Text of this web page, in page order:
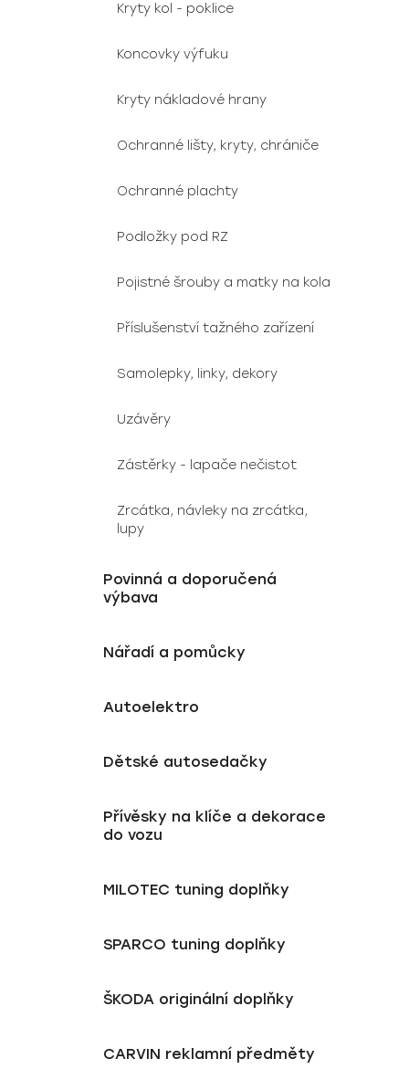
Kryty kol - poklice
Koncovky výfuku
Kryty nákladové hrany
Ochranné lišty, kryty, chrániče
Ochranné plachty
Podložky pod RZ
Pojistné šrouby a matky na kola
Příslušenství tažného zařízení
Samolepky, linky, dekory
Uzávěry
Zástěrky - lapače nečistot
Zrcátka, návleky na zrcátka,
lupy
Povinná a doporučená
výbava
Nářadí a pomůcky
Autoelektro
Dětské autosedačky
Přívěsky na klíče a dekorace
do vozu
MILOTEC tuning doplňky
SPARCO tuning doplňky
ŠKODA originální doplňky
CARVIN reklamní předměty